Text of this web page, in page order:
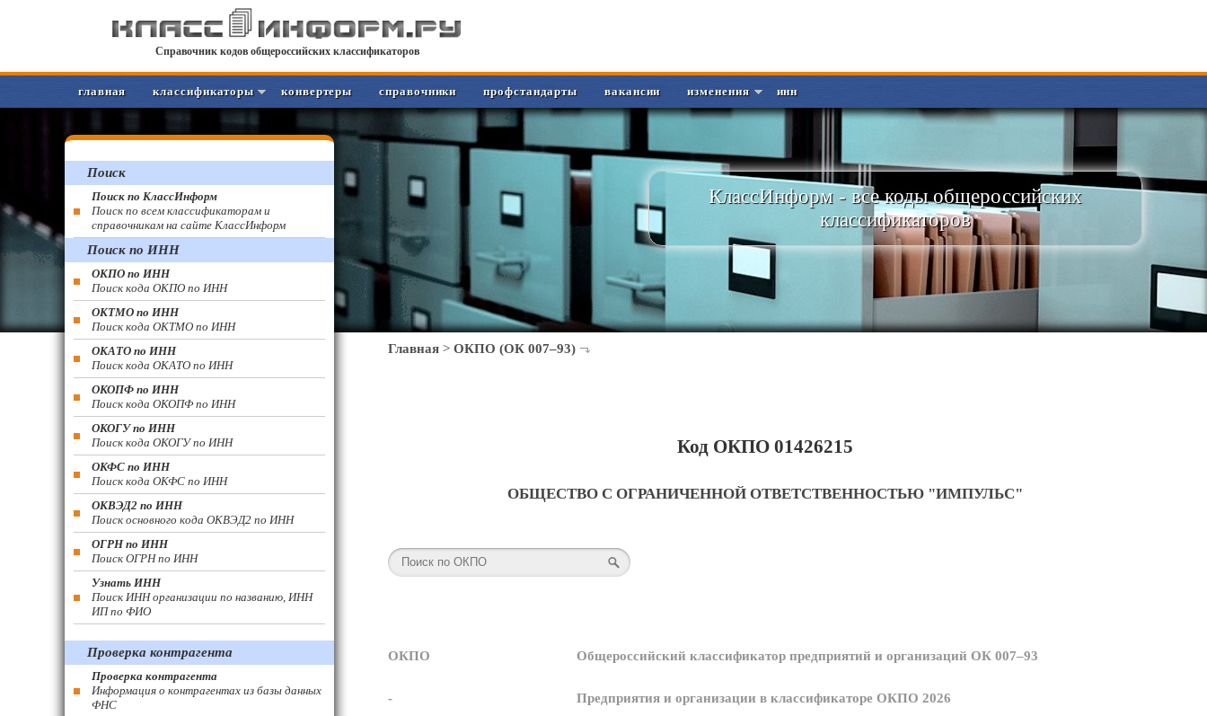
Справочник кодов общероссийских классификаторов
главная классификаторы конвертеры справочники профстандарты вакансии изменения инн
КлассИнформ - все коды общероссийских
классификаторов
Главная > ОКПО (ОК 007–93)
Код ОКПО 01426215
ОБЩЕСТВО С ОГРАНИЧЕННОЙ ОТВЕТСТВЕННОСТЬЮ "ИМПУЛЬС"
ОКПО Общероссийский классификатор предприятий и организаций ОК 007–93
- Предприятия и организации в классификаторе ОКПО 2026
Поиск
Поиск по КлассИнформ
Поиск по всем классификаторам и
справочникам на сайте КлассИнформ
Поиск по ИНН
ОКПО по ИНН
Поиск кода ОКПО по ИНН
ОКТМО по ИНН
Поиск кода ОКТМО по ИНН
ОКАТО по ИНН
Поиск кода ОКАТО по ИНН
ОКОПФ по ИНН
Поиск кода ОКОПФ по ИНН
ОКОГУ по ИНН
Поиск кода ОКОГУ по ИНН
ОКФС по ИНН
Поиск кода ОКФС по ИНН
ОКВЭД2 по ИНН
Поиск основного кода ОКВЭД2 по ИНН
ОГРН по ИНН
Поиск ОГРН по ИНН
Узнать ИНН
Поиск ИНН организации по названию, ИНН
ИП по ФИО
Проверка контрагента
Проверка контрагента
Информация о контрагентах из базы данных
ФНС